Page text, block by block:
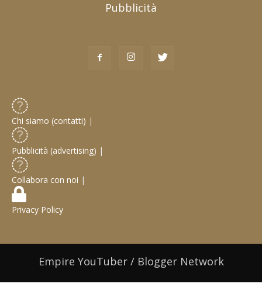
Pubblicità
Chi siamo (contatti) |
Pubblicità (advertising) |
Collabora con noi |
Privacy Policy
Empire YouTuber / Blogger Network